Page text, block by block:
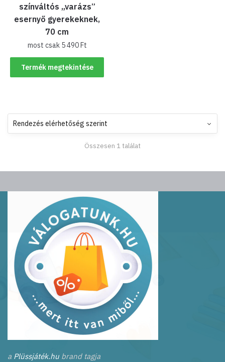
színváltós „varázs”
esernyő gyerekeknek,
70 cm
most csak 5 490Ft
Termék megtekintése
Összesen 1 találat
a Plüssjáték.hu brand tagja